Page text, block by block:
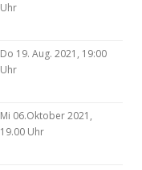
Uhr
Do 19. Aug. 2021, 19:00
Uhr
Mi 06.Oktober 2021,
19.00 Uhr